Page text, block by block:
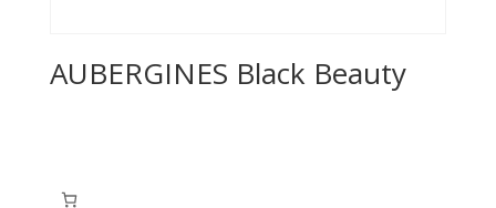
AUBERGINES Black Beauty